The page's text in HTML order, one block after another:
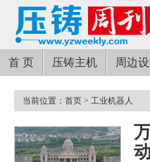
首 页 压铸主机 周边
当前位置： 首页 > 工业机器人